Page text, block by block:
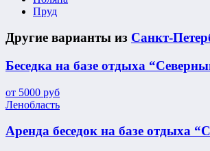
Пруд
Другие варианты из Санкт-
Беседка на базе отдыха
от 5000 руб
Ленобласть
Аренда беседок на базе отдыха